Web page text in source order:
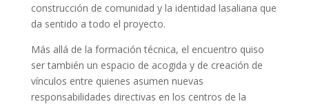
construcción de comunidad y la identidad lasaliana que
da sentido a todo el proyecto.
Más allá de la formación técnica, el encuentro quiso
ser también un espacio de acogida y de creación de
vínculos entre quienes asumen nuevas
responsabilidades directivas en los centros de la